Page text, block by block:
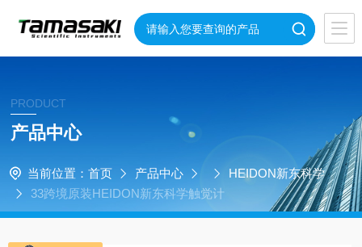
PRODUCT
产品中心
当前位置： 首页 产品中心
HEIDON新东科学
33跨境原装HEIDON新东科学触觉计